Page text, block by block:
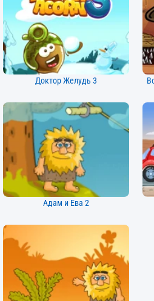
Доктор Желудь 3
Адам и Ева 2